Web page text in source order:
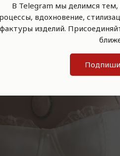
В Telegram мы делимся тем,
вдохновение,
фактуры изделий.